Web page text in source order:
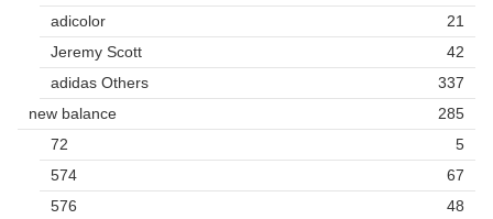
adicolor
21
Jeremy Scott
42
adidas Others
337
new balance
285
72
5
574
67
576
48